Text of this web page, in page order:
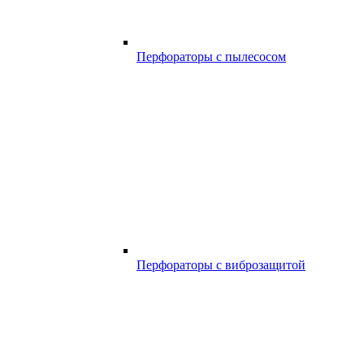
Перфораторы с пылесосом
Перфораторы с виброзащитой